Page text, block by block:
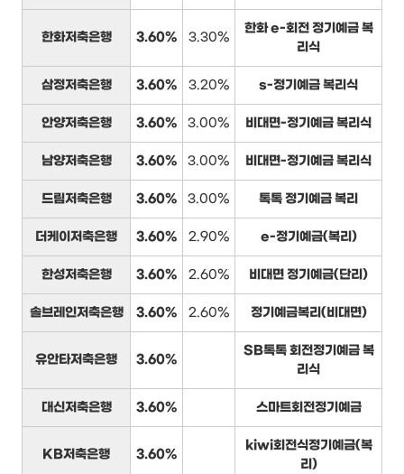
한화저축은행 3.60% 3.30%
한화 e-회전 정기예금 복
리식
삼정저축은행 3.60% 3.20% s-정기예금 복리식
안양저축은행 3.60% 3.00% 비대면-정기예금 복리식
남양저축은행 3.60% 3.00% 비대면-정기예금 복리식
드림저축은행 3.60% 3.00% 톡톡 정기예금 복리
더케이저축은행 3.60% 2.90% e-정기예금(복리)
한성저축은행 3.60% 2.60% 비대면 정기예금(단리)
솔브레인저축은행 3.60% 2.60% 정기예금복리(비대면)
유안타저축은행 3.60%
SB톡톡 회전정기예금 복
리식
대신저축은행 3.60% 스마트회전정기예금
KB저축은행 3.60%
kiwi회전식정기예금(복
리)